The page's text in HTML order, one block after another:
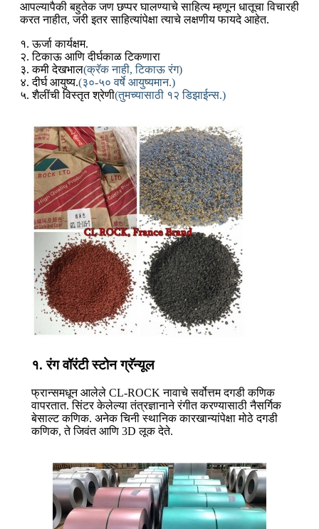
आपल्यापैकी बहुतेक जण छप्पर घालण्याचे साहित्य म्हणून धातूचा विचारही
करत नाहीत, जरी इतर साहित्यांपेक्षा त्याचे लक्षणीय फायदे आहेत.
१. ऊर्जा कार्यक्षम.
२. टिकाऊ आणि दीर्घकाळ टिकणारा
३. कमी देखभाल(क्रॅक नाही, टिकाऊ रंग)
४. दीर्घ आयुष्य.(३०-५० वर्षे आयुष्यमान.)
५. शैलींची विस्तृत श्रेणी(तुमच्यासाठी १२ डिझाईन्स.)
१. रंग वॉरंटी स्टोन ग्रॅन्यूल
फ्रान्समधून आलेले CL-ROCK नावाचे सर्वोत्तम दगडी कणिक
वापरतात. सिंटर केलेल्या तंत्रज्ञानाने रंगीत करण्यासाठी नैसर्गिक
बेसाल्ट कणिक. अनेक चिनी स्थानिक कारखान्यांपेक्षा मोठे दगडी
कणिक, ते जिवंत आणि 3D लूक देते.